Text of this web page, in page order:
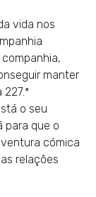
vida nos
manter
o seu
para que o
cómica
relações